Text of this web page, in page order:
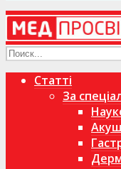
Статті
За